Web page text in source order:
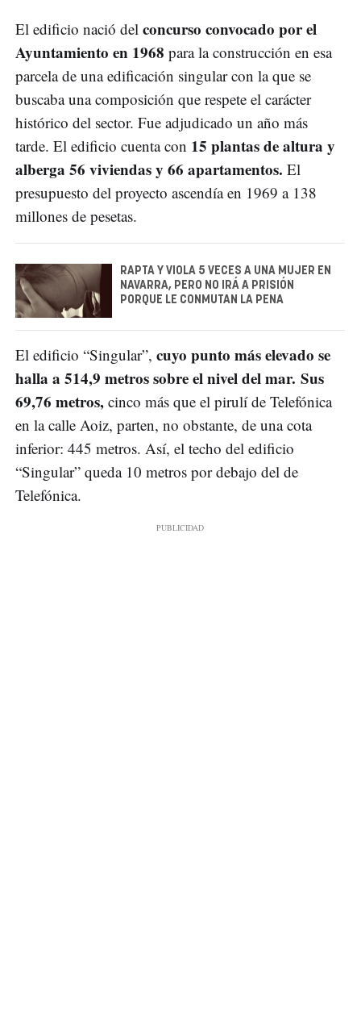
El edificio nació del concurso convocado por el
Ayuntamiento en 1968 para la construcción en esa
parcela de una edificación singular con la que se
buscaba una composición que respete el carácter
histórico del sector. Fue adjudicado un año más
tarde. El edificio cuenta con 15 plantas de altura y
alberga 56 viviendas y 66 apartamentos. El
presupuesto del proyecto ascendía en 1969 a 138
millones de pesetas.
RAPTA Y VIOLA 5 VECES A UNA MUJER EN
NAVARRA, PERO NO IRÁ A PRISIÓN
PORQUE LE CONMUTAN LA PENA
El edificio “Singular”, cuyo punto más elevado se
halla a 514,9 metros sobre el nivel del mar. Sus
69,76 metros, cinco más que el pirulí de Telefónica
en la calle Aoiz, parten, no obstante, de una cota
inferior: 445 metros. Así, el techo del edificio
“Singular” queda 10 metros por debajo del de
Telefónica.